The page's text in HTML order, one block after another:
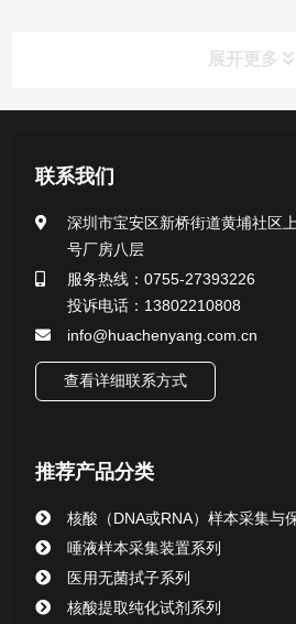
展开更多
一次性使用采样器系列
微生物样本保存液（通用运输传媒
核酸（DNA&RNA）样本采集与保存
核酸提取或纯化试剂
清洁验证棉签系列
联系我们
深圳市宝安区新桥街道黄埔社区
号厂房八层
服务热线：0755-27393226
投诉电话：13802210808
info@huachenyang.com.cn
查看详细联系方式
推荐产品分类
核酸（DNA或RNA）样本采集与
唾液样本采集装置系列
医用无菌拭子系列
核酸提取纯化试剂系列